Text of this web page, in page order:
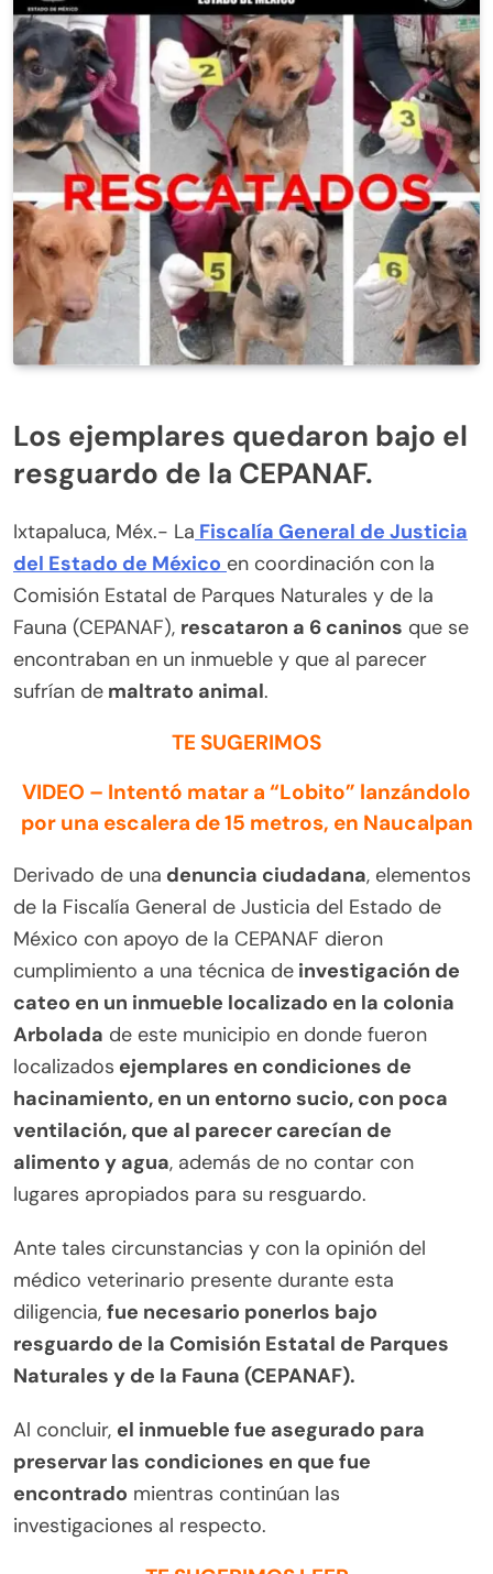
Los ejemplares quedaron bajo el
resguardo de la CEPANAF.
Ixtapaluca, Méx.- La Fiscalía General de Justicia
del Estado de México en coordinación con la
Comisión Estatal de Parques Naturales y de la
Fauna (CEPANAF), rescataron a 6 caninos que se
encontraban en un inmueble y que al parecer
sufrían de maltrato animal.
TE SUGERIMOS
VIDEO – Intentó matar a “Lobito” lanzándolo
por una escalera de 15 metros, en Naucalpan
Derivado de una denuncia ciudadana, elementos
de la Fiscalía General de Justicia del Estado de
México con apoyo de la CEPANAF dieron
cumplimiento a una técnica de investigación de
cateo en un inmueble localizado en la colonia
Arbolada de este municipio en donde fueron
localizados ejemplares en condiciones de
hacinamiento, en un entorno sucio, con poca
ventilación, que al parecer carecían de
alimento y agua, además de no contar con
lugares apropiados para su resguardo.
Ante tales circunstancias y con la opinión del
médico veterinario presente durante esta
diligencia, fue necesario ponerlos bajo
resguardo de la Comisión Estatal de Parques
Naturales y de la Fauna (CEPANAF).
Al concluir, el inmueble fue asegurado para
preservar las condiciones en que fue
encontrado mientras continúan las
investigaciones al respecto.